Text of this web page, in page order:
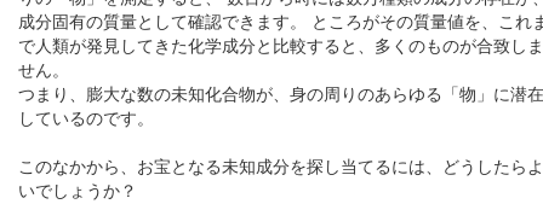
成分固有の質量として確認できます。 ところがその質量値を、これ
で人類が発見してきた化学成分と比較すると、多くのものが合致しま
せん。
つまり、膨大な数の未知化合物が、身の周りのあらゆる「物」に潜在
しているのです。
このなかから、お宝となる未知成分を探し当てるには、どうしたらよ
いでしょうか？